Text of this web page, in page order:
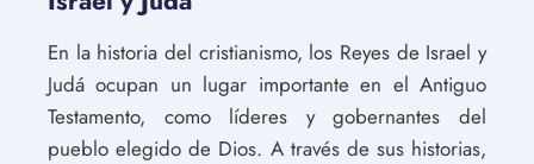
En la historia del cristianismo, los Reyes de Israel y
Judá ocupan un lugar importante en el Antiguo
Testamento, como líderes y gobernantes del
pueblo elegido de Dios. A través de sus historias,